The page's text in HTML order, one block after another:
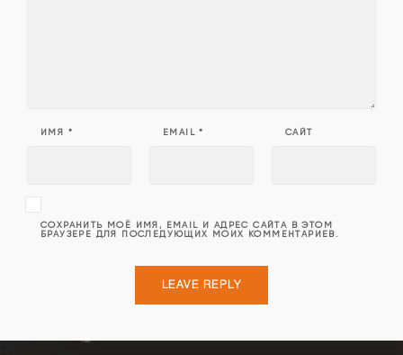
ИМЯ * EMAIL* САЙТ
СОХРАНИТЬ МОЁ ИМЯ, EMAIL И АДРЕС САЙТА В ЭТОМ
БРАУЗЕРЕ ДЛЯ ПОСЛЕДУЮЩИХ МОИХ КОММЕНТАРИЕВ.